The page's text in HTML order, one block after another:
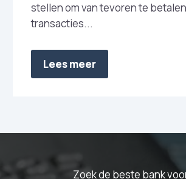
stellen om van tevoren te
transacties...
Lees meer
Zoek de beste bank